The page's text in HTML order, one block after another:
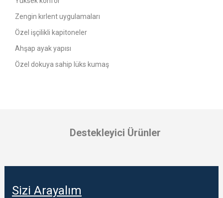
Zengin kırlent uygulamaları
Özel işçilikli kapitoneler
Ahşap ayak yapısı
Özel dokuya sahip lüks kumaş
Destekleyici Ürünler
Sizi Arayalım